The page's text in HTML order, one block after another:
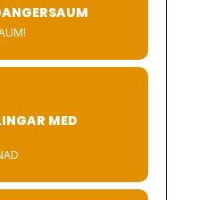
MED